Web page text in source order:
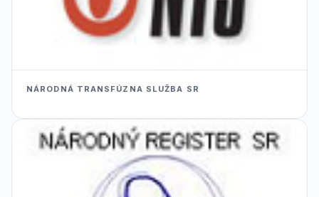
NÁRODNÁ TRANSFÚZNA SLUŽBA SR